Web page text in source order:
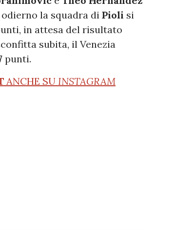
la squadra di Pioli si
in attesa del risultato
subita, il Venezia
punti.
ANCHE SU INSTAGRAM